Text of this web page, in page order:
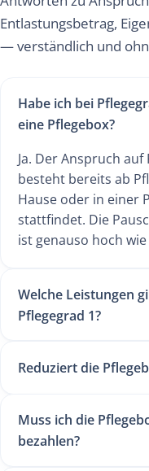
Entlastungsbetrag,
— verständlich und
Habe ich bei
eine Pflegebox?
Ja. Der Anspruch
besteht bereits ab
Hause oder in einer
stattfindet. Die
ist genauso hoch
Welche Leistungen
Pflegegrad 1?
Reduziert die
Muss ich die
bezahlen?